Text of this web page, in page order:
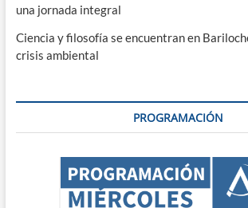
una jornada integral
Ciencia y filosofía se encuentran en
crisis ambiental
PROGRAMACIÓN